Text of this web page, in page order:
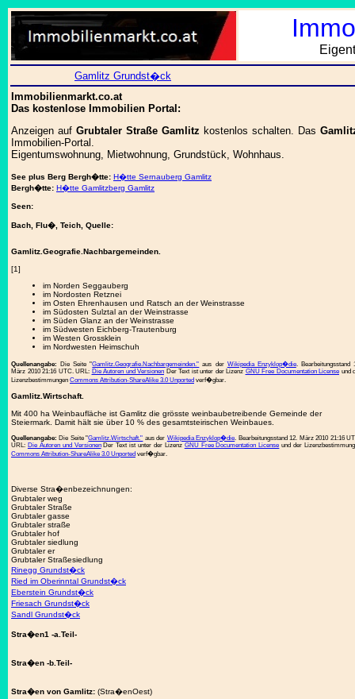
Gamlitz Grundst�ck
Immobilienmarkt.co.at
Das kostenlose Immobilien Portal:
Anzeigen auf Grubtaler Straße Gamlitz kostenlos schalten. Das
Immobilien-Portal.
Eigentumswohnung, Mietwohnung, Grundstück, Wohnhaus.
See plus Berg Bergh�tte: H�tte Sernauberg Gamlitz
Bergh�tte: H�tte Gamlitzberg Gamlitz
Seen:
Bach, Flu�, Teich, Quelle:
Gamlitz.Geografie.Nachbargemeinden.
[1]
im Norden Seggauberg
im Nordosten Retznei
im Osten Ehrenhausen und Ratsch an der Weinstrasse
im Südosten Sulztal an der Weinstrasse
im Süden Glanz an der Weinstrasse
im Südwesten Eichberg-Trautenburg
im Westen Grossklein
im Nordwesten Heimschuh
Quellenangabe: Die Seite "Gamlitz.Geografie.Nachbargemeinden." aus der Wikipedia Enzyklop�die. Bearbeitungsstand
März 2010 21:16 UTC. URL: Die Autoren und Versionen Der Text ist unter der Lizenz GNU Free Documentation License und
Lizenzbestimmungen Commons Attribution-ShareAlike 3.0 Unported verf�gbar.
Gamlitz.Wirtschaft.
Mit 400 ha Weinbaufläche ist Gamlitz die grösste weinbaubetreibende Gemeinde der
Steiermark. Damit hält sie über 10 % des gesamtsteirischen Weinbaues.
Quellenangabe: Die Seite "Gamlitz.Wirtschaft." aus der Wikipedia Enzyklop�die. Bearbeitungsstand 12. März 2010 21:16
URL: Die Autoren und VersionenDer Text ist unter der Lizenz GNU Free Documentation License und der
Commons Attribution-ShareAlike 3.0 Unported verf�gbar.
Diverse Stra�enbezeichnungen:
Grubtaler weg
Grubtaler Straße
Grubtaler gasse
Grubtaler straße
Grubtaler hof
Grubtaler siedlung
Grubtaler er
Grubtaler Straßesiedlung
Rinegg Grundst�ck
Ried im Oberinntal Grundst�ck
Eberstein Grundst�ck
Friesach Grundst�ck
Sandl Grundst�ck
Stra�en1 -a.Teil-
Stra�en -b.Teil-
Stra�en von Gamlitz: (Stra�enOest)